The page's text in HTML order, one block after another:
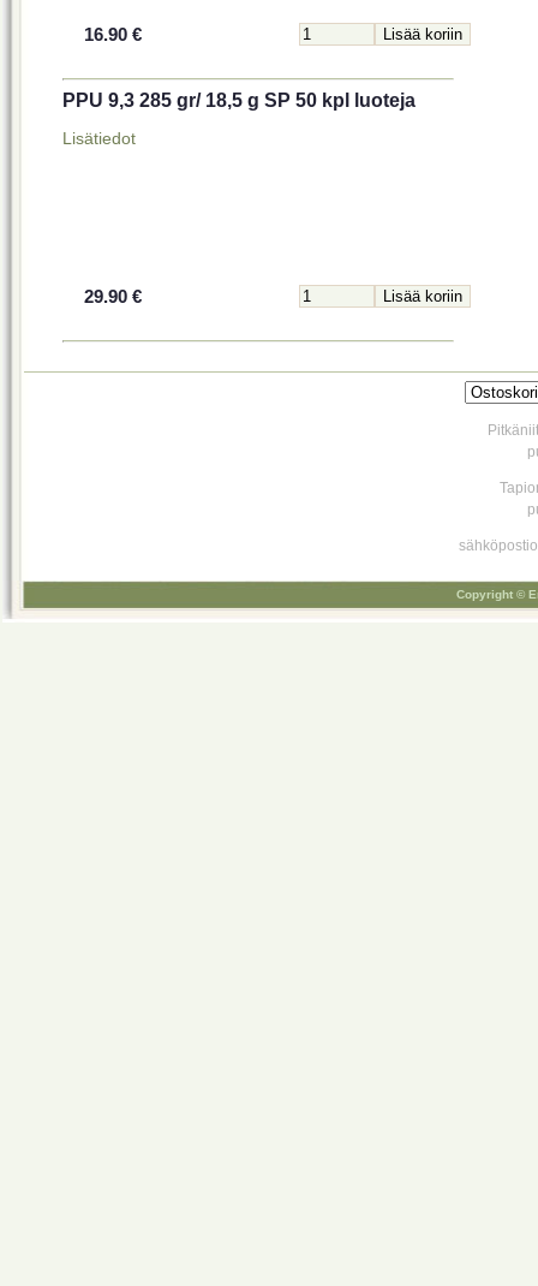
16.90 €
PPU 9,3 285 gr/ 18,5 g SP 50 kpl luoteja
Lisätiedot
29.90 €
Copyright ©